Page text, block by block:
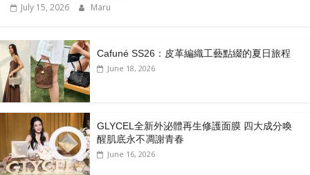
July 15, 2026 Maru
Cafuné SS26：皮革編織工藝點綴的夏日旅程
June 18, 2026
GLYCEL全新外泌體再生修護面膜 四大成分喚
醒肌底永不凋謝青春
June 16, 2026